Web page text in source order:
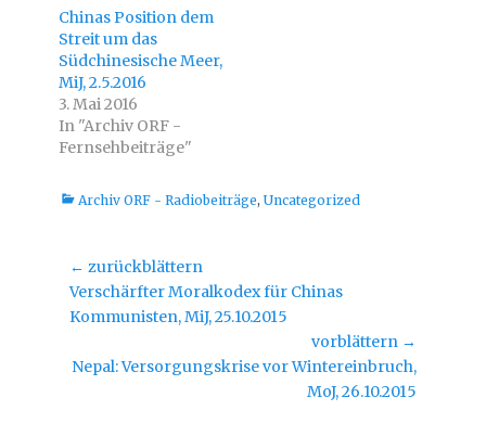
t
e
i
l
e
n
(
W
i
r
d
i
e
u
n
t
e
r
ö
f
t
e
i
l
e
r
d
i
e
u
e
n
t
e
r
ö
f
Chinas Position dem
Streit um das
Südchinesische Meer,
MiJ, 2.5.2016
3. Mai 2016
In "Archiv ORF -
Fernsehbeiträge"
Kategorien
Archiv ORF - Radiobeiträge, Uncategorized
Beitragsnavigation
← zurückblättern
Vorheriger
Beitrag:
Verschärfter Moralkodex für Chinas
Kommunisten, MiJ, 25.10.2015
vorblättern →
Nächster
Nepal: Versorgungskrise vor Wintereinbruch,
MoJ, 26.10.2015